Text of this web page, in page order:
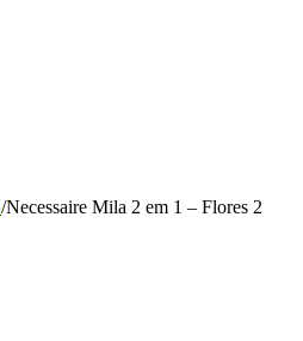
/Necessaire Mila 2 em 1 – Flores 2